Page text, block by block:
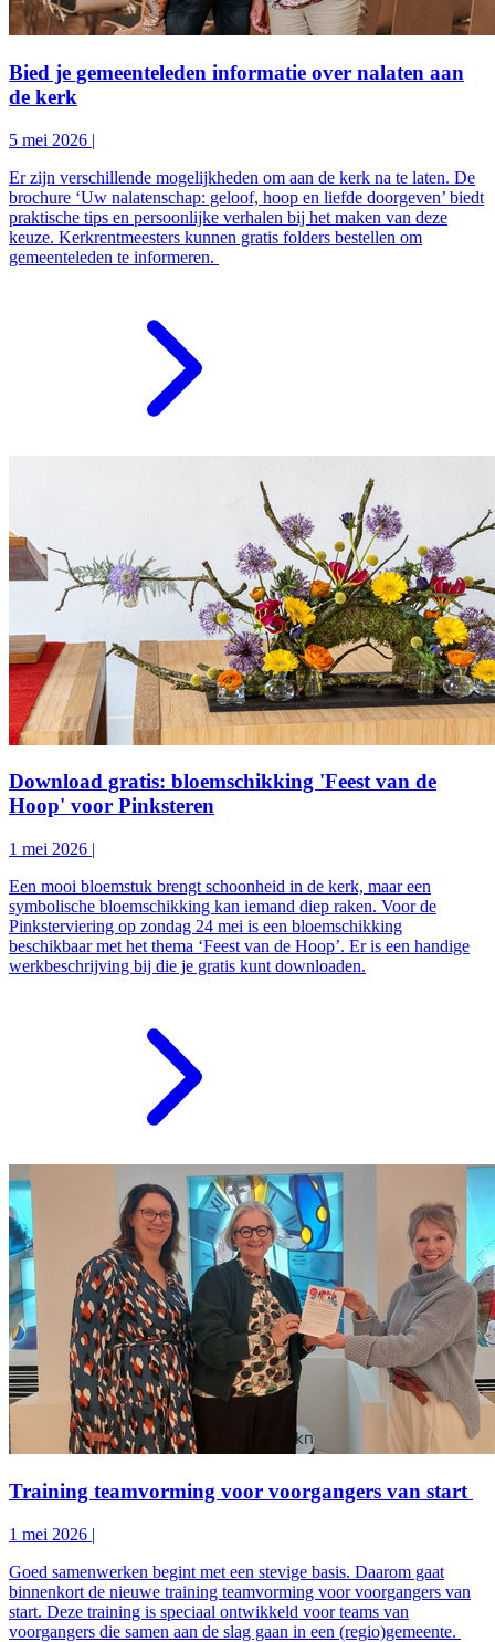
Bied je gemeenteleden informatie over nalaten aan
de kerk
5 mei 2026 |
Er zijn verschillende mogelijkheden om aan de kerk na te laten. De
brochure ‘Uw nalatenschap: geloof, hoop en liefde doorgeven’ biedt
praktische tips en persoonlijke verhalen bij het maken van deze
keuze. Kerkrentmeesters kunnen gratis folders bestellen om
gemeenteleden te informeren.
Download gratis: bloemschikking 'Feest van de
Hoop' voor Pinksteren
1 mei 2026 |
Een mooi bloemstuk brengt schoonheid in de kerk, maar een
symbolische bloemschikking kan iemand diep raken. Voor de
Pinksterviering op zondag 24 mei is een bloemschikking
beschikbaar met het thema ‘Feest van de Hoop’. Er is een handige
werkbeschrijving bij die je gratis kunt downloaden.
Training teamvorming voor voorgangers van start
1 mei 2026 |
Goed samenwerken begint met een stevige basis. Daarom gaat
binnenkort de nieuwe training teamvorming voor voorgangers van
start. Deze training is speciaal ontwikkeld voor teams van
voorgangers die samen aan de slag gaan in een (regio)gemeente.